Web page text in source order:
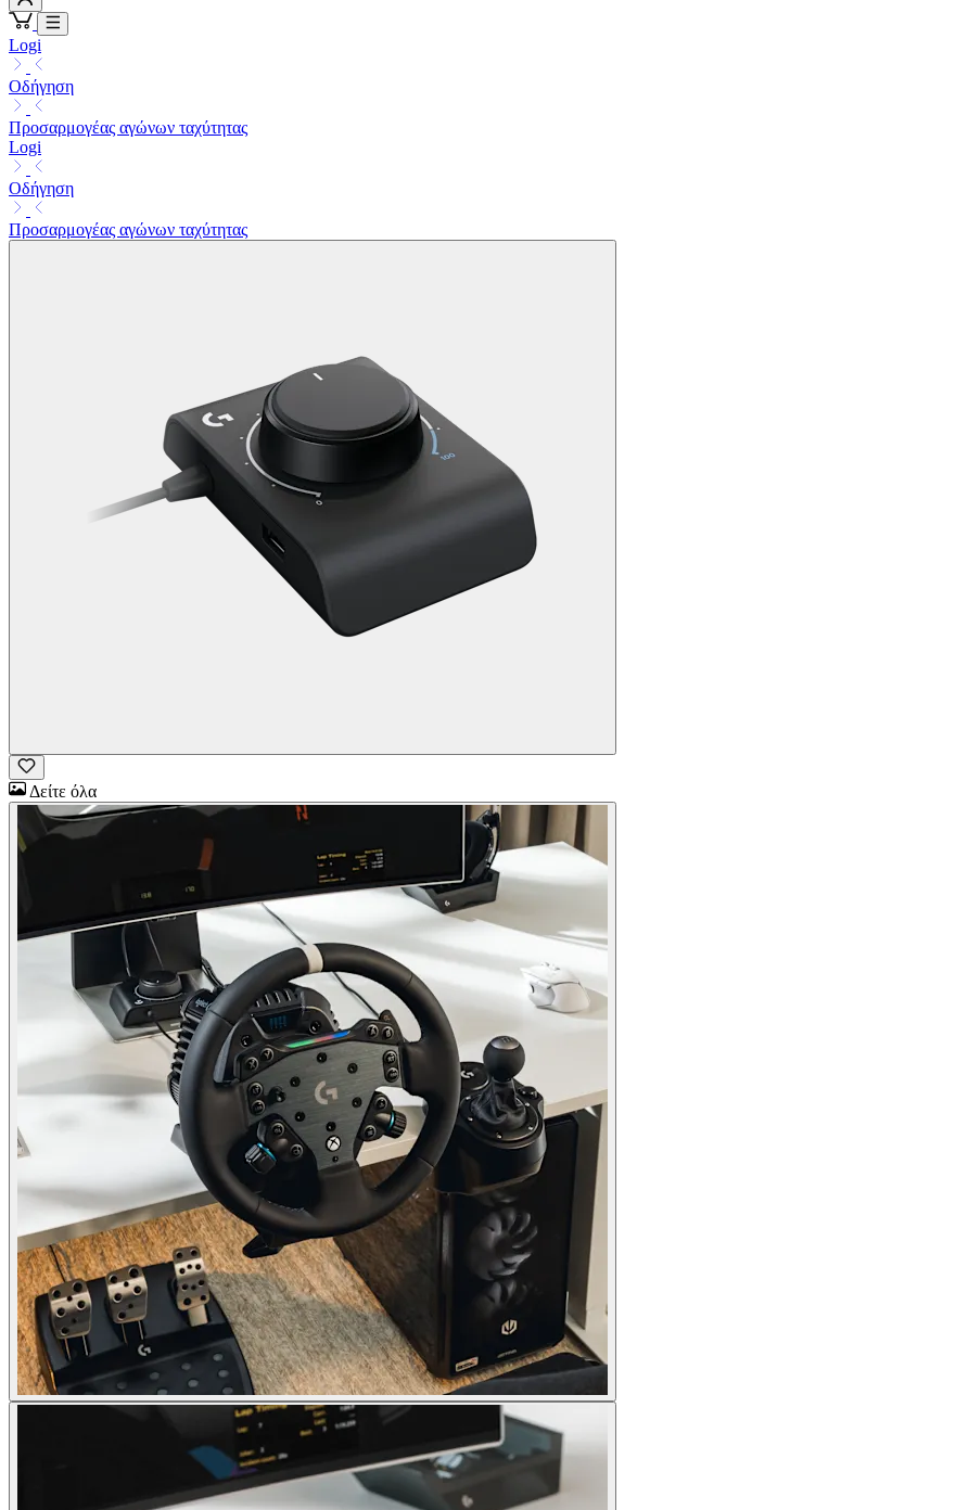
Logi
Οδήγηση
Προσαρμογέας αγώνων ταχύτητας
Logi
Οδήγηση
Προσαρμογέας αγώνων ταχύτητας
Δείτε όλα